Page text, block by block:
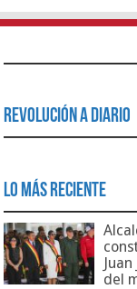
Revolución a Diario
Lo Más Reciente
del